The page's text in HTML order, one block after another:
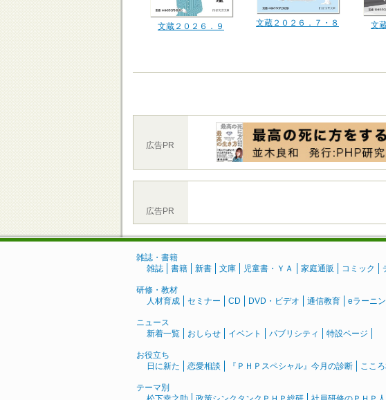
文蔵２０２６．９ 文蔵２０２６．７・８ 文
広告PR
広告PR
雑誌・書籍
雑誌
書籍 新書 文庫 児童書・ＹＡ 家庭通販 コミック
研修・教材
人材育成
セミナー CD DVD・ビデオ 通信教育 eラーニ
ニュース
新着一覧
おしらせ イベント パブリシティ 特設ページ
お役立ち
日に新た
恋愛相談 『ＰＨＰスペシャル』今月の診断 ここ
テーマ別